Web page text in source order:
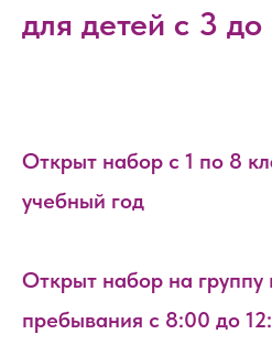
для детей с 3 до
Открыт набор с 1 по 8
учебный год
Открыт набор на группу
пребывания с 8:00 до